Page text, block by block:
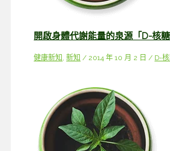
開啟身體代謝能量的泉源「D-核糖
健康新知 ,新知 / 2014 年 10 月 2 日/ D-